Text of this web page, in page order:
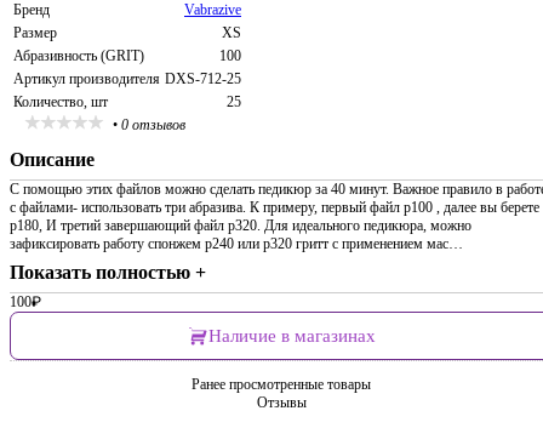
Бренд
Vabrazive
Размер
XS
Абразивность (GRIT)
100
Артикул производителя DXS-712-25
Количество, шт
25
• 0 отзывов
Описание
С помощью этих файлов можно сделать педикюр за 40 минут. Важное правило в
с файлами- использовать три абразива. К примеру, первый файл p100 , далее вы берете
p180, И третий завершающий файл p320. Для идеального педикюра, можно
зафиксировать работу спонжем p240 или p320 гритт с применением мас…
Показать полностью +
100₽
Наличие в магазинах
Ранее просмотренные товары
Отзывы